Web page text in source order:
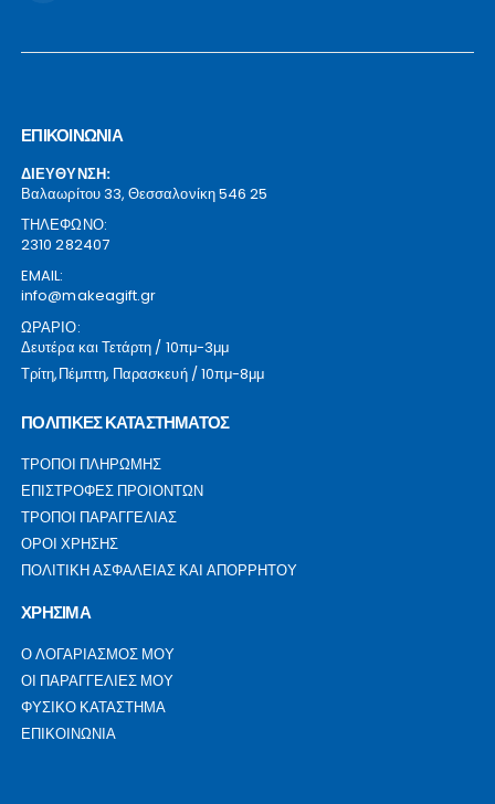
ΕΠΙΚΟΙΝΩΝΙΑ
ΔΙΕΥΘΥΝΣΗ:
Βαλαωρίτου 33, Θεσσαλονίκη 546 25
ΤΗΛΕΦΩΝΟ:
2310 282407
EMAIL:
info@makeagift.gr
ΩΡΑΡΙΟ:
Δευτέρα και Τετάρτη / 10πμ-3μμ
Τρίτη,Πέμπτη, Παρασκευή / 10πμ-8μμ
ΠΟΛΙΤΙΚΕΣ ΚΑΤΑΣΤΗΜΑΤΟΣ
ΤΡΟΠΟΙ ΠΛΗΡΩΜΗΣ
ΕΠΙΣΤΡΟΦΕΣ ΠΡΟΙΟΝΤΩΝ
ΤΡΟΠΟΙ ΠΑΡΑΓΓΕΛΙΑΣ
ΟΡΟΙ ΧΡΗΣΗΣ
ΠΟΛΙΤΙΚΗ ΑΣΦΑΛΕΙΑΣ ΚΑΙ ΑΠΟΡΡΗΤΟΥ
ΧΡΗΣΙΜΑ
Ο ΛΟΓΑΡΙΑΣΜΟΣ ΜΟΥ
ΟΙ ΠΑΡΑΓΓΕΛΙΕΣ ΜΟΥ
ΦΥΣΙΚΟ ΚΑΤΑΣΤΗΜΑ
ΕΠΙΚΟΙΝΩΝΙΑ